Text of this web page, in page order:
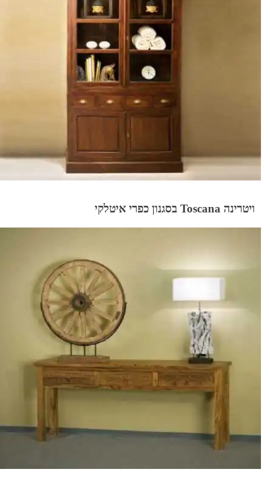
ויטרינה Toscana בסגנון כפרי איטלקי